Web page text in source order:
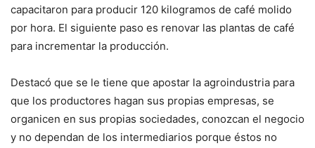
capacitaron para producir 120 kilogramos de café molido
por hora. El siguiente paso es renovar las plantas de café
para incrementar la producción.
Destacó que se le tiene que apostar la agroindustria para
que los productores hagan sus propias empresas, se
organicen en sus propias sociedades, conozcan el negocio
y no dependan de los intermediarios porque éstos no